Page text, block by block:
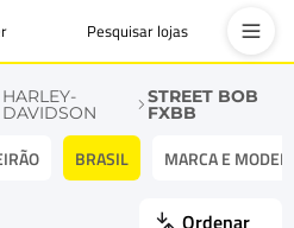
Pesquisar lojas
HARLEY-
DAVIDSON
STREET BOB
FXBB
BRASIL MARCA E
Ordenar